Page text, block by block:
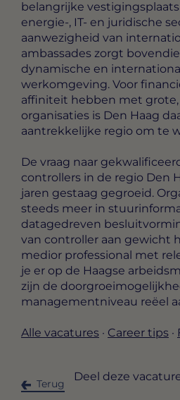
belangrijke
energie-, IT- en juridische
aanwezigheid van
ambassades zorgt
dynamische en
werkomgeving. Voor
affiniteit hebben met
organisaties is Den Haag
aantrekkelijke regio om te
De vraag naar
controllers in de regio Den
jaren gestaag gegroeid.
steeds meer in
datagedreven
van controller aan gewicht
medior professional met
je er op de Haagse
zijn de
managementniveau reëel
Alle vacatures · Career tips ·
Terug
Deel deze